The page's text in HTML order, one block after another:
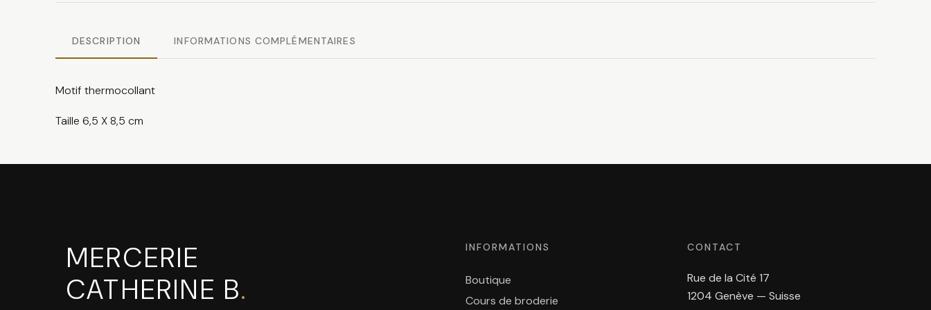
DESCRIPTION INFORMATIONS COMPLÉMENTAIRES
Motif thermocollant
Taille 6,5 X 8,5 cm
MERCERIE
CATHERINE B.
INFORMATIONS
Boutique
Cours de broderie
CONTACT
Rue de la Cité 17
1204 Genève — Suisse